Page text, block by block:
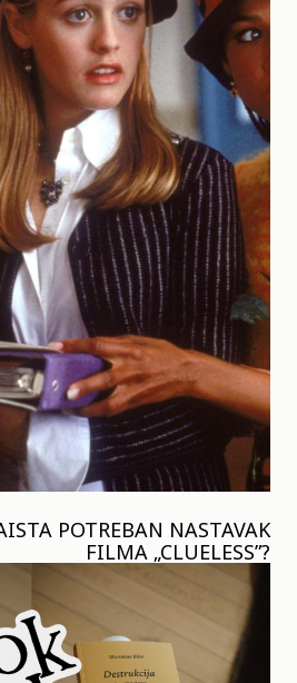
POTREBAN NASTAVAK
FILMA „CLUELESS”?